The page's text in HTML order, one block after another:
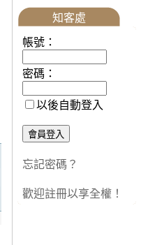
知客處
帳號：
密碼：
以後自動登入
忘記密碼？
歡迎註冊以享全權！